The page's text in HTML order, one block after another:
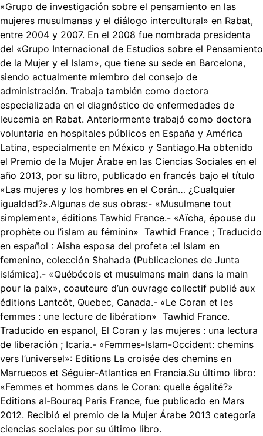
«Grupo de investigación sobre el pensamiento en las
mujeres musulmanas y el diálogo intercultural» en Rabat,
entre 2004 y 2007. En el 2008 fue nombrada presidenta
del «Grupo Internacional de Estudios sobre el Pensamiento
de la Mujer y el Islam», que tiene su sede en Barcelona,
siendo actualmente miembro del consejo de
administración. Trabaja también como doctora
especializada en el diagnóstico de enfermedades de
leucemia en Rabat. Anteriormente trabajó como doctora
voluntaria en hospitales públicos en España y América
Latina, especialmente en México y Santiago.Ha obtenido
el Premio de la Mujer Árabe en las Ciencias Sociales en el
año 2013, por su libro, publicado en francés bajo el título
«Las mujeres y los hombres en el Corán… ¿Cualquier
igualdad?».Algunas de sus obras:- «Musulmane tout
simplement», éditions Tawhid France.- «Aïcha, épouse du
prophète ou l’islam au féminin» Tawhid France ; Traducido
en español : Aisha esposa del profeta :el Islam en
femenino, colección Shahada (Publicaciones de Junta
islámica).- «Québécois et musulmans main dans la main
pour la paix», coauteure d’un ouvrage collectif publié aux
éditions Lantcôt, Quebec, Canada.- «Le Coran et les
femmes : une lecture de libération» Tawhid France.
Traducido en espanol, El Coran y las mujeres : una lectura
de liberación ; Icaria.- «Femmes-Islam-Occident: chemins
vers l’universel»: Editions La croisée des chemins en
Marruecos et Séguier-Atlantica en Francia.Su último libro:
«Femmes et hommes dans le Coran: quelle égalité?»
Editions al-Bouraq Paris France, fue publicado en Mars
2012. Recibió el premio de la Mujer Árabe 2013 categoría
ciencias sociales por su último libro.